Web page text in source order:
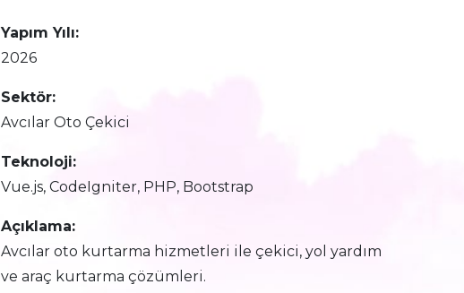
Yapım Yılı:
2026
Sektör:
Avcılar Oto Çekici
Teknoloji:
Vue.js, CodeIgniter, PHP, Bootstrap
Açıklama:
Avcılar oto kurtarma hizmetleri ile çekici, yol yardım
ve araç kurtarma çözümleri.